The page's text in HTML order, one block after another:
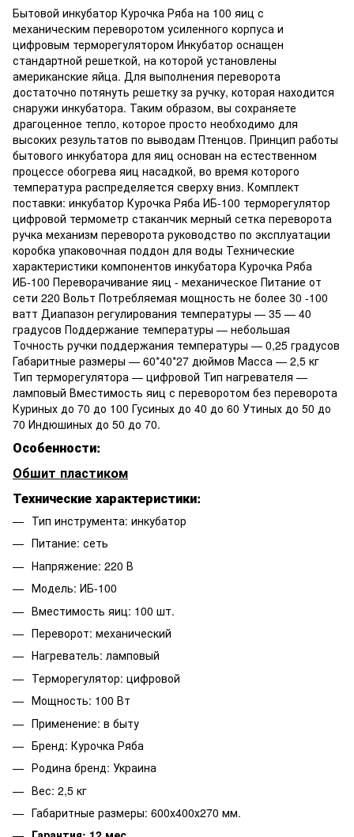
Бытовой инкубатор Курочка Ряба на 100 яиц с
механическим переворотом усиленного корпуса и
цифровым терморегулятором Инкубатор оснащен
стандартной решеткой, на которой установлены
американские яйца. Для выполнения переворота
достаточно потянуть решетку за ручку, которая находится
снаружи инкубатора. Таким образом, вы сохраняете
драгоценное тепло, которое просто необходимо для
высоких результатов по выводам Птенцов. Принцип работы
бытового инкубатора для яиц основан на естественном
процессе обогрева яиц насадкой, во время которого
температура распределяется сверху вниз. Комплект
поставки: инкубатор Курочка Ряба ИБ-100 терморегулятор
цифровой термометр стаканчик мерный сетка переворота
ручка механизм переворота руководство по эксплуатации
коробка упаковочная поддон для воды Технические
характеристики компонентов инкубатора Курочка Ряба
ИБ-100 Переворачивание яиц - механическое Питание от
сети 220 Вольт Потребляемая мощность не более 30 -100
ватт Диапазон регулирования температуры — 35 — 40
градусов Поддержание температуры — небольшая
Точность ручки поддержания температуры — 0,25 градусов
Габаритные размеры — 60*40*27 дюймов Масса — 2,5 кг
Тип терморегулятора — цифровой Тип нагревателя —
ламповый Вместимость яиц с переворотом без переворота
Куриных до 70 до 100 Гусиных до 40 до 60 Утиных до 50 до
70 Индюшиных до 50 до 70.
Особенности:
Обшит пластиком
Технические характеристики:
Тип инструмента: инкубатор
Питание: сеть
Напряжение: 220 В
Модель: ИБ-100
Вместимость яиц: 100 шт.
Переворот: механический
Нагреватель: ламповый
Терморегулятор: цифровой
Мощность: 100 Вт
Применение: в быту
Бренд: Курочка Ряба
Родина бренд: Украина
Вес: 2,5 кг
Габаритные размеры: 600х400х270 мм.